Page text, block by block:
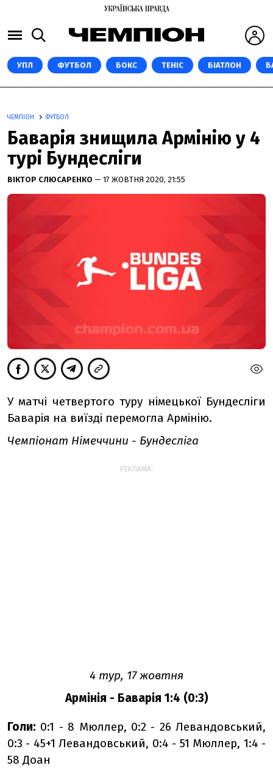
УПЛ ФУТБОЛ БОКС ТЕНІС БІАТЛОН
ЧЕМПІОН ФУТБОЛ
Баварія знищила Армінію у 4
турі Бундесліги
ВІКТОР СЛЮСАРЕНКО — 17 ЖОВТНЯ 2020, 21:55
У матчі четвертого туру німецької Бундесліги
Баварія на виїзді перемогла Армінію.
Чемпіонат Німеччини - Бундесліга
РЕКЛАМА:
4 тур, 17 жовтня
Армінія - Баварія 1:4 (0:3)
Голи: 0:1 - 8 Мюллер, 0:2 - 26 Левандовський,
0:3 - 45+1 Левандовський, 0:4 - 51 Мюллер, 1:4 -
58 Доан